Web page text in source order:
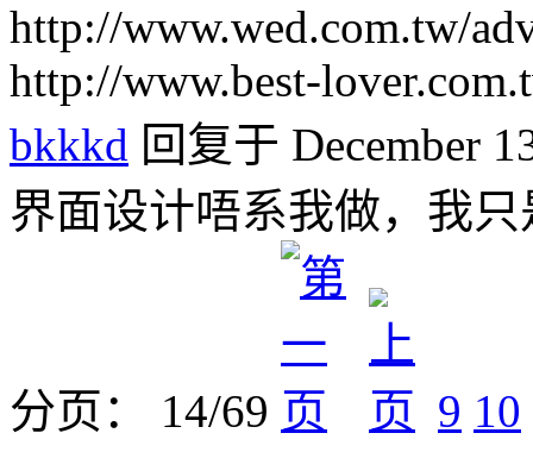
http://www.wed.com.tw/
http://www.best-
bkkkd 回复于 December
界面设计唔系我做，我
分页： 14/69 9 10